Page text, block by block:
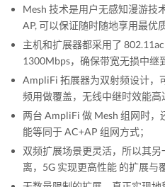
Mesh 技术是用户无感知漫游技
AP, 可以保证随时随地享用最优
主机和扩展器都采用了
1300Mbps，确保带宽无损中继
AmpliFi 拓展器为双射频设计，
频用做覆盖，无线中继时效能高
两台 AmpliFi 做 Mesh 组网时，
能等同于 AC+AP 组网方式；
双频扩展场景更灵活，所以其
离，5G 实现更高性能 的扩展与